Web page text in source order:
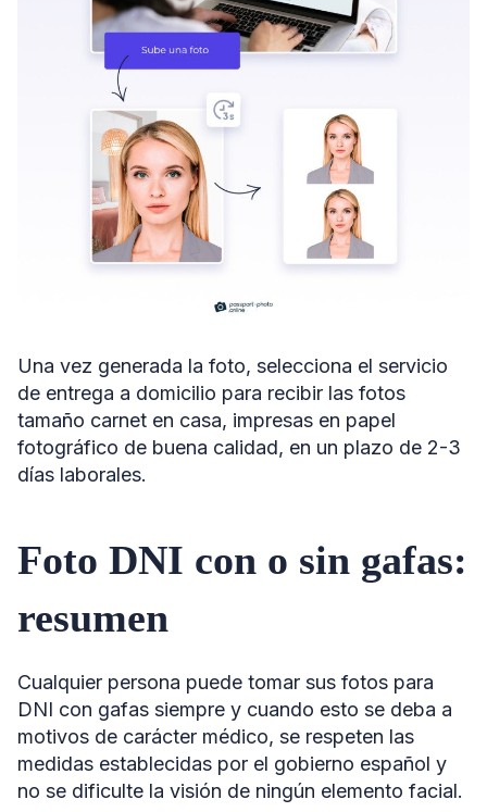
Una vez generada la foto, selecciona el servicio
de entrega a domicilio para recibir las fotos
tamaño carnet en casa, impresas en papel
fotográfico de buena calidad, en un plazo de 2-3
días laborales.
Foto DNI con o sin gafas:
resumen
Cualquier persona puede tomar sus fotos para
DNI con gafas siempre y cuando esto se deba a
motivos de carácter médico, se respeten las
medidas establecidas por el gobierno español y
no se dificulte la visión de ningún elemento facial.